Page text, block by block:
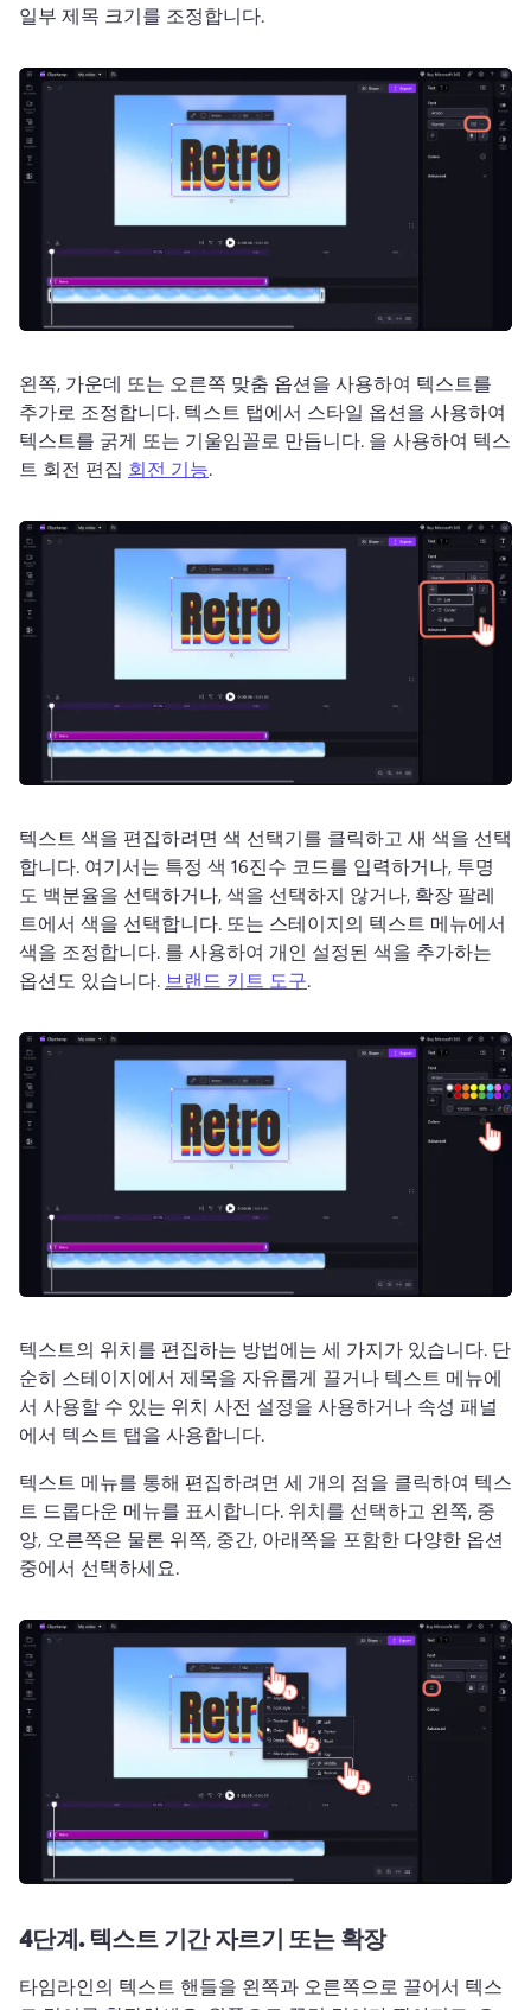
일부 제목 크기를 조정합니다.
왼쪽, 가운데 또는 오른쪽 맞춤 옵션을 사용하여 텍스트를
추가로 조정합니다. 텍스트 탭에서 스타일 옵션을 사용하여
텍스트를 굵게 또는 기울임꼴로 만듭니다. 을 사용하여 텍스
트 회전 편집 회전 기능.
텍스트 색을 편집하려면 색 선택기를 클릭하고 새 색을 선택
합니다. 여기서는 특정 색 16진수 코드를 입력하거나, 투명
도 백분율을 선택하거나, 색을 선택하지 않거나, 확장 팔레
트에서 색을 선택합니다. 또는 스테이지의 텍스트 메뉴에서
색을 조정합니다. 를 사용하여 개인 설정된 색을 추가하는
옵션도 있습니다. 브랜드 키트 도구.
텍스트의 위치를 편집하는 방법에는 세 가지가 있습니다. 단
순히 스테이지에서 제목을 자유롭게 끌거나 텍스트 메뉴에
서 사용할 수 있는 위치 사전 설정을 사용하거나 속성 패널
에서 텍스트 탭을 사용합니다.
텍스트 메뉴를 통해 편집하려면 세 개의 점을 클릭하여 텍스
트 드롭다운 메뉴를 표시합니다. 위치를 선택하고 왼쪽, 중
앙, 오른쪽은 물론 위쪽, 중간, 아래쪽을 포함한 다양한 옵션
중에서 선택하세요.
4단계.텍스트 기간 자르기 또는 확장
타임라인의 텍스트 핸들을 왼쪽과 오른쪽으로 끌어서 텍스